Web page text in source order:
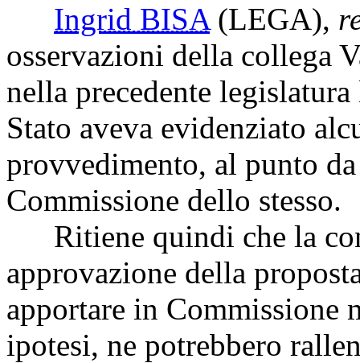
Ingrid BISA (LEGA),
osservazioni della collega
nella precedente
Stato aveva evidenziato
provvedimento, al punto
Commissione dello stesso.
Ritiene quindi che la
approvazione della
apportare in Commissione
ipotesi, ne potrebbero